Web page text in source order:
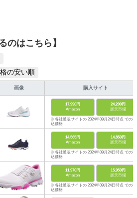
のはこちら】
の安い順
画像 購入サイト
17,990円
Amazon
24,200円
楽天市場
※各社通販サイトの 2024年09月24日時点 での税
込価格
14,565円
Amazon
14,850円
楽天市場
※各社通販サイトの 2024年09月24日時点 での税
込価格
11,970円
Amazon
15,950円
楽天市場
※各社通販サイトの 2024年09月24日時点 での税
込価格